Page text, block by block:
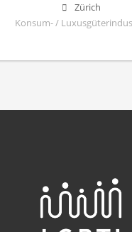
Zürich
Konsum- /